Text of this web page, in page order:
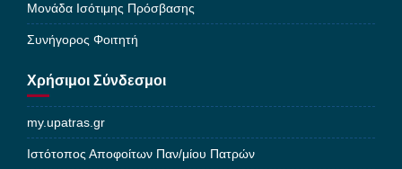
Μονάδα Ισότιμης Πρόσβασης
Συνήγορος Φοιτητή
Χρήσιμοι Σύνδεσμοι
my.upatras.gr
Ιστότοπος Αποφοίτων Παν/μίου Πατρών